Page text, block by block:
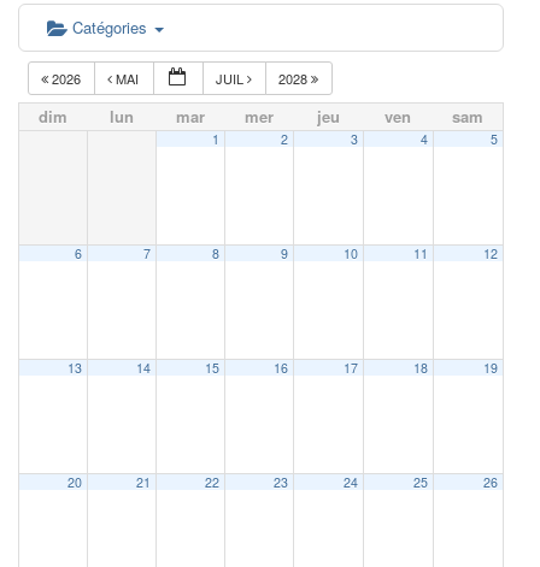
Catégories
2026 MAI JUIL 2028
dim lun mar mer jeu ven sam
1 2 3 4 5
6 7 8 9 10 11 12
13 14 15 16 17 18 19
20 21 22 23 24 25 26